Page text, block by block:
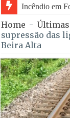
Incêndio em
Home - Últimas
supressão das
Beira Alta